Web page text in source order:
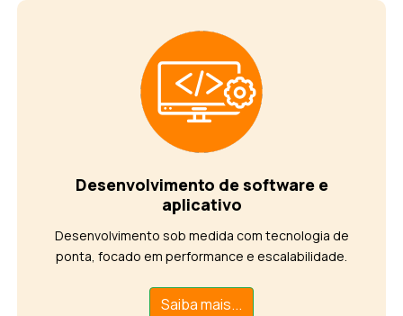
Desenvolvimento de software e
aplicativo
Desenvolvimento sob medida com tecnologia de
ponta, focado em performance e escalabilidade.
Saiba mais...